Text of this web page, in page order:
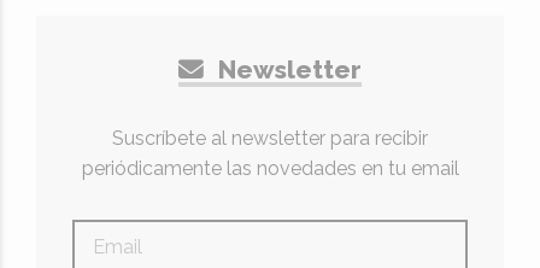
Newsletter
Suscríbete al newsletter para recibir
periódicamente las novedades en tu email